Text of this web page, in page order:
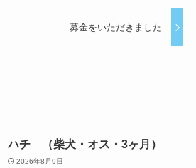
募金をいただきました
ハチ （柴犬・オス・3ヶ月）
2026年8月9日